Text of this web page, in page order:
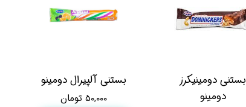
بستنی دومینیکرز
دومینو
بستنی آلپیرال دومینو
۵۰,۰۰۰ تومان